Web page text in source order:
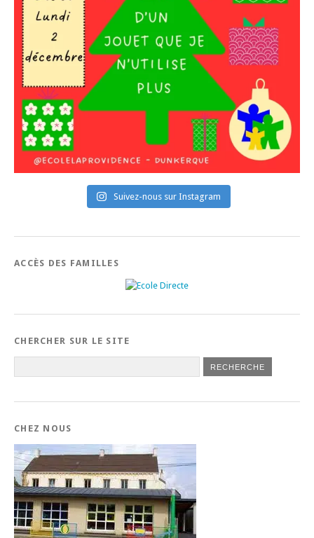
Suivez-nous sur Instagram
ACCÈS DES FAMILLES
CHERCHER SUR LE SITE
CHEZ NOUS